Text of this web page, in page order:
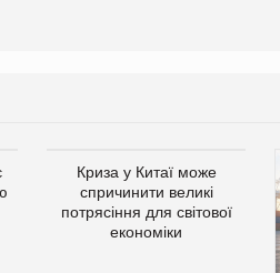
Криза у Китаї може
спричинити великі
потрясіння для світової
економіки